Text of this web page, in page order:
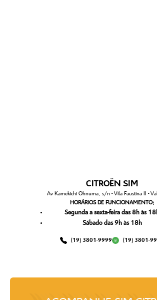
CITROËN SIM
Av Kamekichi Ohnuma, s/n - Vila Faustina II -
HORÁRIOS DE FUNCIONAMENTO:
Segunda a sexta-feira das 8h às
Sábado das 9h às 18h
(19) 3801-9999 (19) 3801-